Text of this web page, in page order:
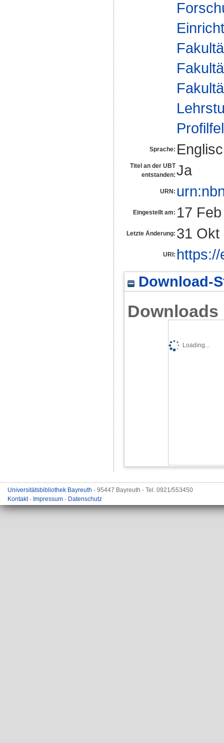
Sprache:
Titel an der UBT
entstanden: Ja
URN:
Eingestellt am: 17
Letzte Änderung: 31 Okt
URI:
Download-
Downloads
Loading...
Universitätsbibliothek Bayreuth - 95447 Bayreuth - Tel. 0921/553450
Kontakt- Impressum - Datenschutz